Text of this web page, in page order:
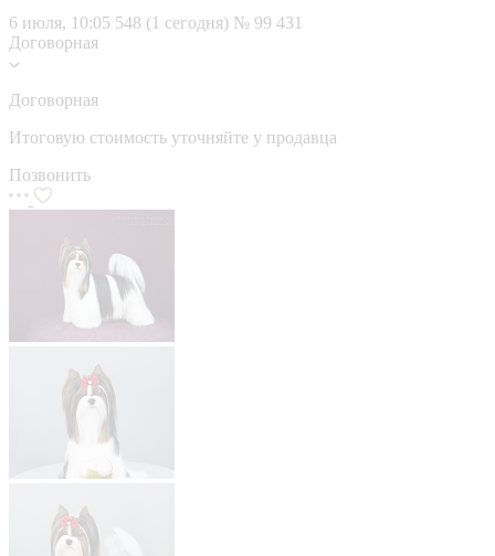
6 июля, 10:05 548 (1 сегодня) № 99 431
Договорная
Договорная
Итоговую стоимость уточняйте у продавца
Позвонить